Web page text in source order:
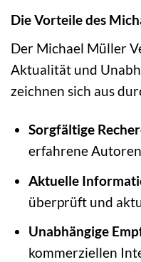
Die Vorteile des
Der Michael Müller
Aktualität und
zeichnen sich aus
Sorgfältige
erfahrene
Aktuelle
überprüft und
Unabhängige
kommerziellen